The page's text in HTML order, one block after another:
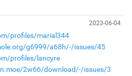
2023-06-04
profiles/marial344
g6999/a68h/-/issues/45
profiles/lancyre
2w66/download/-/issues/3